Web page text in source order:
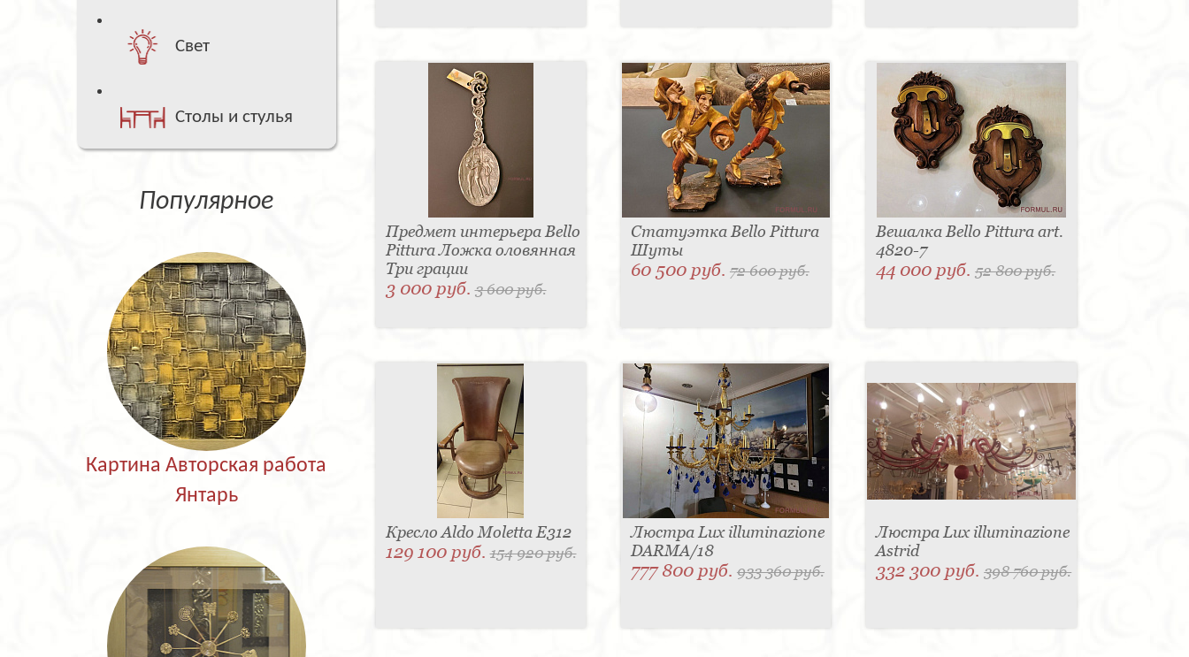
Свет
Столы и стулья
Популярное
Картина Авторская работа
Янтарь
Предмет интерьера Bello
Pittura Ложка оловянная
Три грации
3 000 руб.3 600 руб.
Статуэтка Bello Pittura
Шуты
60 500 руб. 72 600 руб.
Вешалка Bello Pittura art.
4820-7
44 000 руб.52 800 руб.
Кресло Aldo Moletta E312
129 100 руб.154 920 руб.
Люстра Lux illuminazione
DARMA/18
777 800 руб. 933 360 руб.
Люстра Lux illuminazione
Astrid
332 300 руб.398 760 руб.